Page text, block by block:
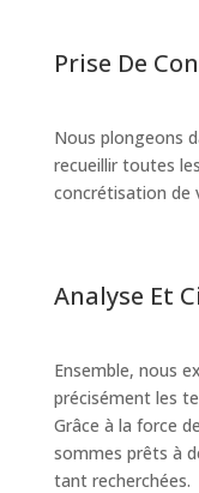
Prise De
Nous plongeons
recueillir toutes
concrétisation de
Analyse Et
Ensemble, nous
précisément les
Grâce à la force
sommes prêts à
tant recherchées.